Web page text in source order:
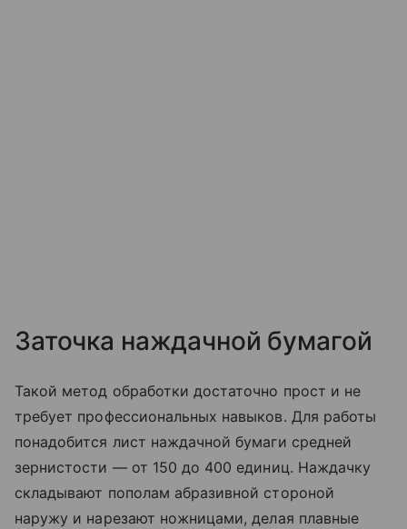
Заточка наждачной бумагой
Такой метод обработки достаточно прост и не
требует профессиональных навыков. Для работы
понадобится лист наждачной бумаги средней
зернистости — от 150 до 400 единиц. Наждачку
складывают пополам абразивной стороной
наружу и нарезают ножницами, делая плавные